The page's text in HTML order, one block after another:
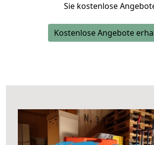
Sie kostenlose
Kostenlose Angebote